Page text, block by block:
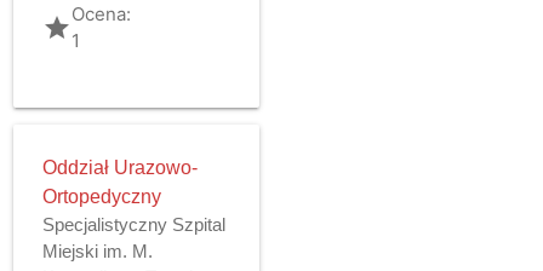
gradeOcena:
1
Oddział Urazowo-
Ortopedyczny
Specjalistyczny Szpital
Miejski im. M.